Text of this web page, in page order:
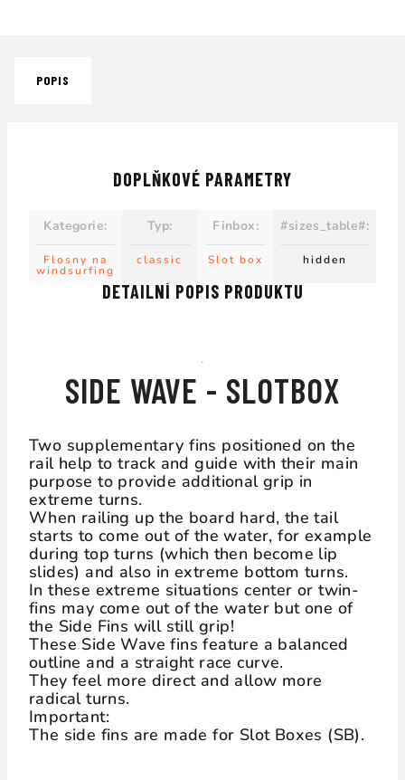
POPIS
DETAILNÍ POPIS PRODUKTU
.
SIDE WAVE - SLOTBOX
Two supplementary fins positioned on the
rail help to track and guide with their main
purpose to provide additional grip in
extreme turns.
When railing up the board hard, the tail
starts to come out of the water, for example
during top turns (which then become lip
slides) and also in extreme bottom turns.
In these extreme situations center or twin-
fins may come out of the water but one of
the Side Fins will still grip!
These Side Wave fins feature a balanced
outline and a straight race curve.
They feel more direct and allow more
radical turns.
Important:
The side fins are made for Slot Boxes (SB).
DOPLŇKOVÉ PARAMETRY
Kategorie:
Flosny na
windsurfing
Typ:
classic
Finbox:
Slot box
#sizes_table#:
hidden